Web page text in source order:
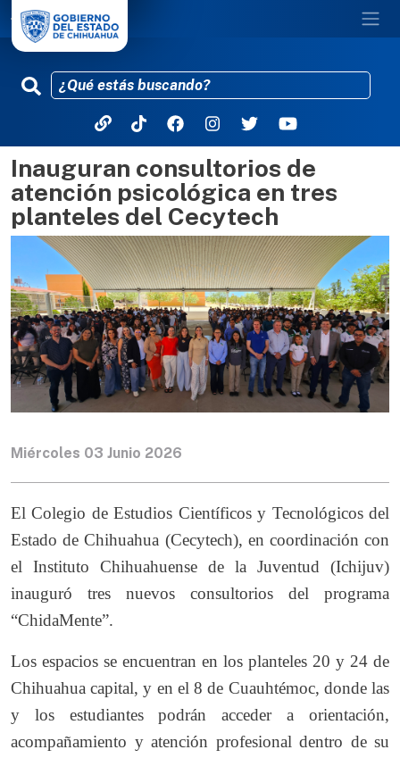
Pasar al contenido principal
Inauguran consultorios de
atención psicológica en tres
planteles del Cecytech
Miércoles 03 Junio 2026
El Colegio de Estudios Científicos y Tecnológicos del
Estado de Chihuahua (Cecytech), en coordinación con
el Instituto Chihuahuense de la Juventud (Ichijuv)
inauguró tres nuevos consultorios del programa
“ChidaMente”.
Los espacios se encuentran en los planteles 20 y 24 de
Chihuahua capital, y en el 8 de Cuauhtémoc, donde las
y los estudiantes podrán acceder a orientación,
acompañamiento y atención profesional dentro de su